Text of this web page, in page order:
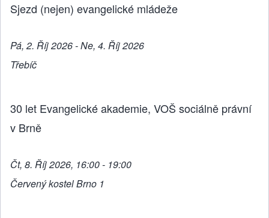
Sjezd (nejen) evangelické mládeže
Pá, 2. Říj 2026 - Ne, 4. Říj 2026
Třebíč
30 let Evangelické akademie, VOŠ sociálně právní
v Brně
Čt, 8. Říj 2026, 16:00 - 19:00
Červený kostel Brno 1